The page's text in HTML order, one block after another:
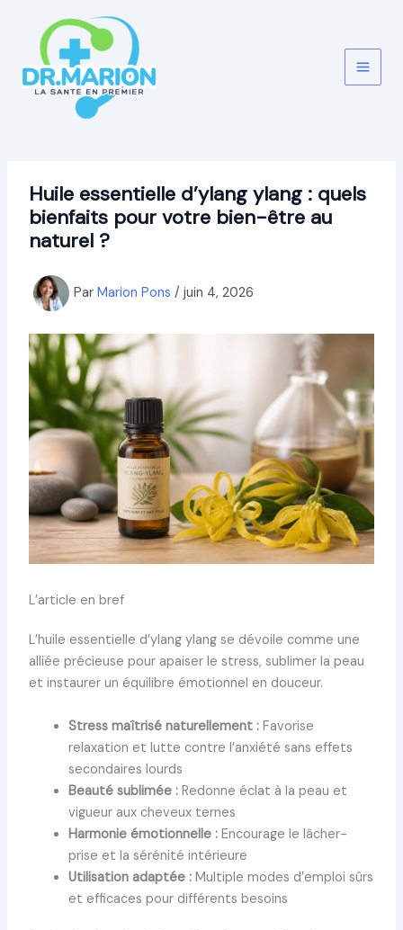
contenu
Huile essentielle d’ylang ylang : quels
bienfaits pour votre bien-être au
naturel ?
Par Marion Pons / juin 4, 2026
L’article en bref
L’huile essentielle d’ylang ylang se dévoile comme une
alliée précieuse pour apaiser le stress, sublimer la peau
et instaurer un équilibre émotionnel en douceur.
Stress maîtrisé naturellement :Favorise
relaxation et lutte contre l’anxiété sans effets
secondaires lourds
Beauté sublimée :Redonne éclat à la peau et
vigueur aux cheveux ternes
Harmonie émotionnelle :Encourage le lâcher-
prise et la sérénité intérieure
Utilisation adaptée :Multiple modes d’emploi sûrs
et efficaces pour différents besoins